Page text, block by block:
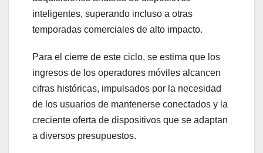
inteligentes, superando incluso a otras
temporadas comerciales de alto impacto.
Para el cierre de este ciclo, se estima que los
ingresos de los operadores móviles alcancen
cifras históricas, impulsados por la necesidad
de los usuarios de mantenerse conectados y la
creciente oferta de dispositivos que se adaptan
a diversos presupuestos.